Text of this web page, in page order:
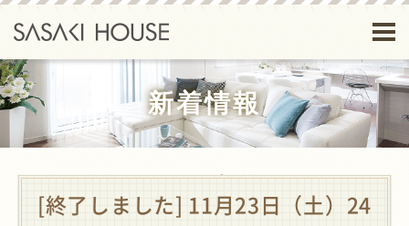
新着情報
[終了しました] 11月23日（土）24